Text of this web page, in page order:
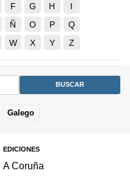
F G H
I
Ñ O P
Q
W X Y Z
Galego
EDICIONES
A Coruña